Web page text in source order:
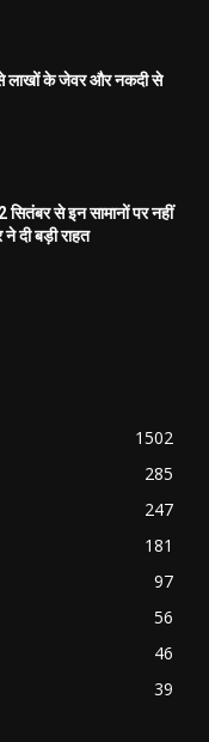
से लाखों के जेवर और नकदी से
से इन सामानों पर नहीं
दी बड़ी राहत
1502
285
247
181
97
56
46
39